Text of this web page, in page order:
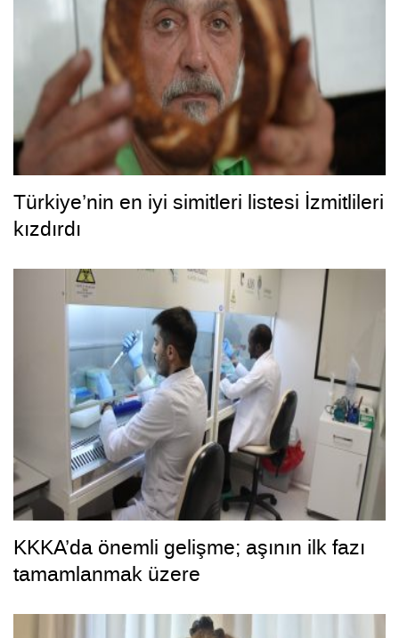
Türkiye’nin en iyi simitleri listesi İzmitlileri
kızdırdı
KKKA’da önemli gelişme; aşının ilk fazı
tamamlanmak üzere